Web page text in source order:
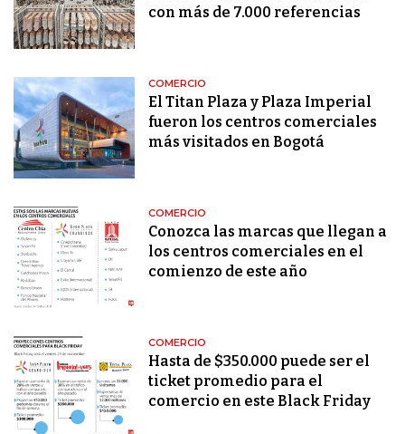
con más de 7.000 referencias
COMERCIO
El Titan Plaza y Plaza Imperial
fueron los centros comerciales
más visitados en Bogotá
COMERCIO
Conozca las marcas que llegan a
los centros comerciales en el
comienzo de este año
COMERCIO
Hasta de $350.000 puede ser el
ticket promedio para el
comercio en este Black Friday